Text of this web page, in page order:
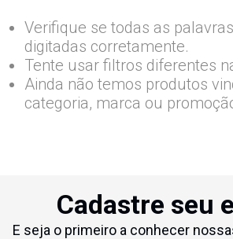
Verifique se todas as
digitadas corretamente.
Tente usar filtros diferentes
Ainda não temos produtos
categoria, marca ou
Cadastre seu
E seja o primeiro a conhecer